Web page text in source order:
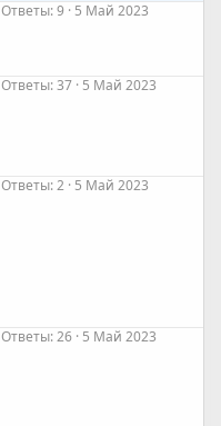
Ответы 9 5 Май 2023
Ответы 37 5 Май 2023
Ответы 2 5 Май 2023
Ответы 26 5 Май 2023